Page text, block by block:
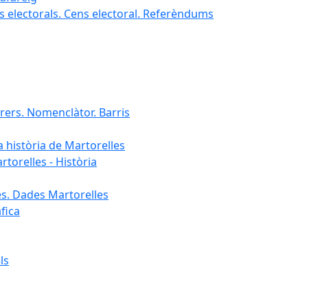
electorals. Cens electoral. Referèndums
Nomenclàtor. Barris
història de Martorelles
- Història
Dades Martorelles